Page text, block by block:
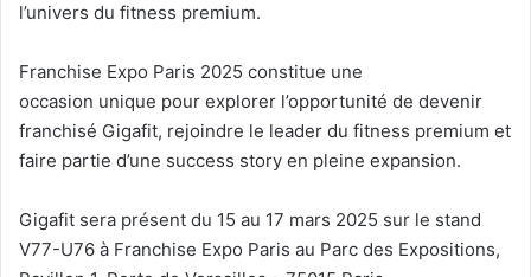
l’univers du fitness premium.
Franchise Expo Paris 2025 constitue une
occasion unique pour explorer l’opportunité de devenir
franchisé Gigafit, rejoindre le leader du fitness premium et
faire partie d’une success story en pleine expansion.
Gigafit sera présent du 15 au 17 mars 2025 sur le stand
V77-U76 à Franchise Expo Paris au Parc des Expositions,